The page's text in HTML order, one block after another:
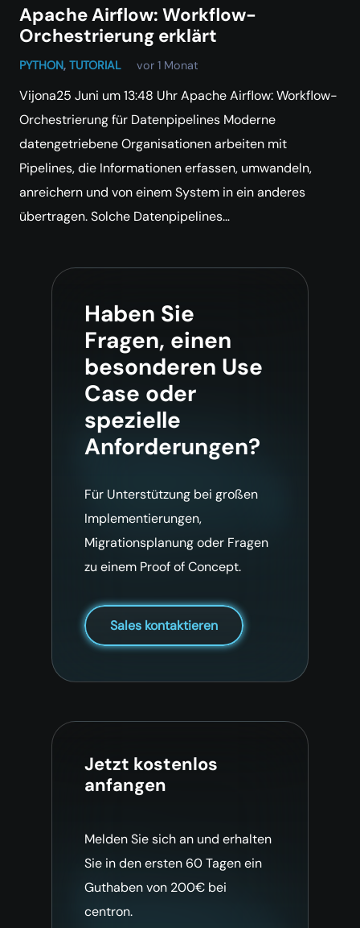
Apache Airflow: Workflow-
Orchestrierung erklärt
PYTHON, TUTORIAL vor 1 Monat
Vijona25 Juni um 13:48 Uhr Apache Airflow: Workflow-
Orchestrierung für Datenpipelines Moderne
datengetriebene Organisationen arbeiten mit
Pipelines, die Informationen erfassen, umwandeln,
anreichern und von einem System in ein anderes
übertragen. Solche Datenpipelines…
Haben Sie
Fragen, einen
besonderen Use
Case oder
spezielle
Anforderungen?
Für Unterstützung bei großen
Implementierungen,
Migrationsplanung oder Fragen
zu einem Proof of Concept.
Sales kontaktieren
Jetzt kostenlos
anfangen
Melden Sie sich an und erhalten
Sie in den ersten 60 Tagen ein
Guthaben von 200€ bei
centron.